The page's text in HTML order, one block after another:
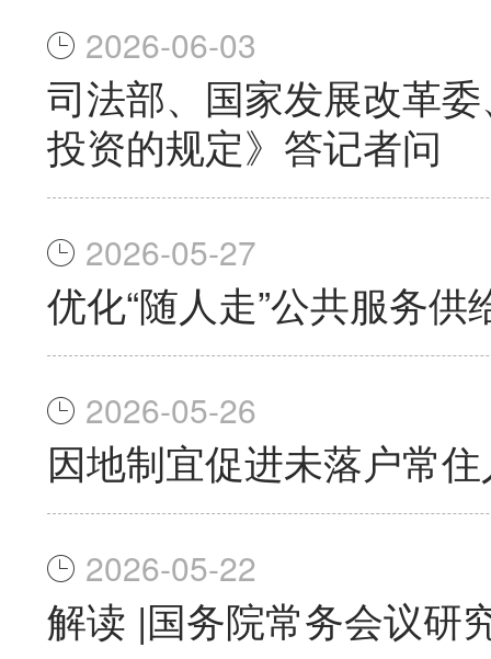
2026-06-03
司法部、国家发展改革
投资的规定》答记者问
2026-05-27
优化“随人走”公共服务供
2026-05-26
因地制宜促进未落户常
2026-05-22
解读 |国务院常务会议研